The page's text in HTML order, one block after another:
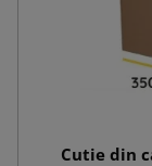
Cutie din